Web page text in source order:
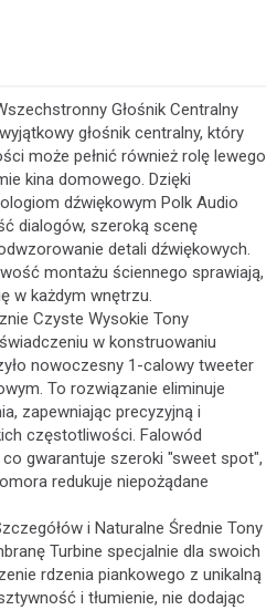
Głośnik Centralny
głośnik centralny, który
może pełnić również rolę lewego
kina domowego. Dzięki
dźwiękowym Polk Audio
dialogów, szeroką scenę
detali dźwiękowych.
montażu ściennego sprawiają,
w każdym wnętrzu.
Czyste Wysokie Tony
w konstruowaniu
nowoczesny 1-calowy tweeter
To rozwiązanie eliminuje
zapewniając precyzyjną i
częstotliwości. Falowód
gwarantuje szeroki "sweet spot",
redukuje niepożądane
i Naturalne Średnie Tony
Turbine specjalnie dla swoich
rdzenia piankowego z unikalną
i tłumienie, nie dodając